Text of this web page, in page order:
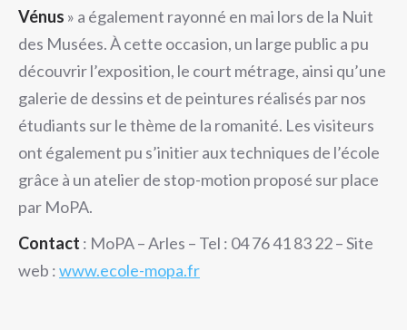
Vénus » a également rayonné en mai lors de la Nuit
des Musées. À cette occasion, un large public a pu
découvrir l’exposition, le court métrage, ainsi qu’une
galerie de dessins et de peintures réalisés par nos
étudiants sur le thème de la romanité. Les visiteurs
ont également pu s’initier aux techniques de l’école
grâce à un atelier de stop-motion proposé sur place
par MoPA.
Contact : MoPA – Arles – Tel : 04 76 41 83 22 – Site
web :www.ecole-mopa.fr